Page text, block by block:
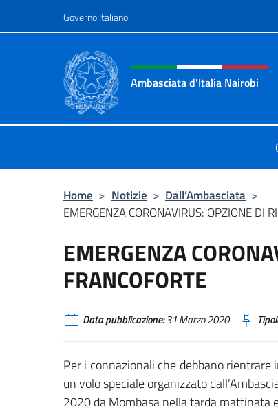
Governo Italiano
Intestazione sito, social
Ambasciata d'Italia Nairobi
Home > Notizie > Dall’Ambasciata >
EMERGENZA CORONAVIRUS: OPZIONE DI
EMERGENZA
FRANCOFORTE
Data pubblicazione:31 Marzo 2020
Per i connazionali che debbano
un volo speciale organizzato
2020 da Mombasa nella tarda mattinata